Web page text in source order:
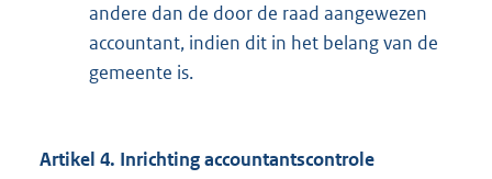
andere dan de door de raad aangewezen
accountant, indien dit in het belang van de
gemeente is.
Artikel 4. Inrichting accountantscontrole